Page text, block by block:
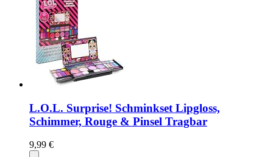
L.O.L. Surprise! Schminkset Lipgloss,
Schimmer, Rouge & Pinsel Tragbar
9,99 €